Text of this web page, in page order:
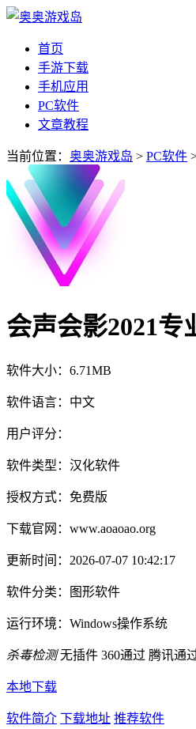
首页
手游下载
手机应用
PC软件
文章教程
当前位置： 奥奥游戏岛 > PC软件
会声会影2021专
软件大小： 6.71MB
软件语言： 中文
用户评分：
软件类型： 汉化软件
授权方式： 免费版
下载官网： www.aoaoao.org
更新时间： 2026-07-07 10:42:17
软件分类： 图形软件
运行环境： Windows操作系统
杀毒检测 无插件 360通过 腾讯通
本地下载
软件简介 下载地址 推荐软件